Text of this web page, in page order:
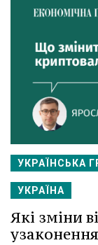
УКРАЇНСЬКА
УКРАЇНА
Які зміни